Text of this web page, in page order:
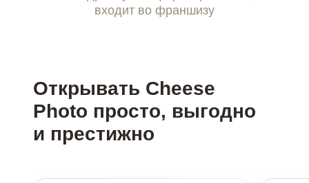
Открывать Сheese
Photo просто, выгодно
и престижно